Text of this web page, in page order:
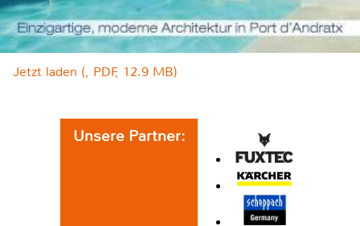
Jetzt laden (, PDF, 12.9 MB)
Unsere Partner: